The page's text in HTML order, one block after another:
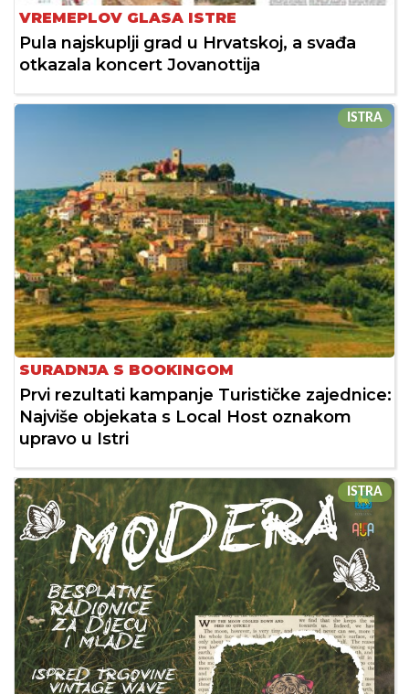
VREMEPLOV GLASA ISTRE
Pula najskuplji grad u Hrvatskoj, a svađa
otkazala koncert Jovanottija
ISTRA
SURADNJA S BOOKINGOM
Prvi rezultati kampanje Turističke zajednice:
Najviše objekata s Local Host oznakom
upravo u Istri
ISTRA